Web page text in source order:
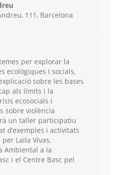
111, Barcelona
per explorar la
ecològiques i socials,
sobre les bases
als límits i la
ecosocials i
sobre violència
un taller participatiu
d’exemples i activitats
Laila Vivas,
Ambiental a la
i el Centre Basc pel